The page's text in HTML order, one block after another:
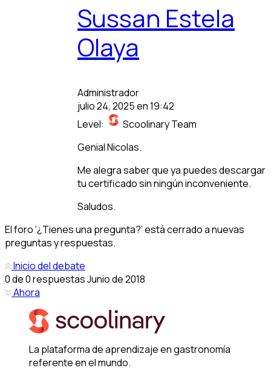
Sussan Estela
Olaya
Administrador
julio 24, 2025 en 19:42
Level:
Scoolinary Team
Genial Nicolas.
Me alegra saber que ya puedes descargar
tu certificado sin ningún inconveniente.
Saludos.
El foro ‘¿Tienes una pregunta?’ está cerrado a nuevas
preguntas y respuestas.
Inicio del debate
0de0respuestasJunio de 2018
Ahora
La plataforma de aprendizaje en gastronomía
referente en el mundo.